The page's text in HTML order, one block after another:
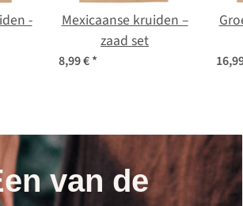
-
Mexicaanse kruiden –
zaad set
8,99 €*
van de